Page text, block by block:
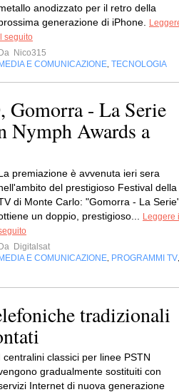
anodizzato per il retro della
generazione di iPhone.
seguito
Da Nico315
MEDIA E COMUNICAZIONE TECNOLOGIA
- La Serie
Nymph Awards a
premiazione è avvenuta ieri sera
del prestigioso Festival della
di Monte Carlo: "Gomorra - La
un doppio, prestigioso...
Leggere
Da Digitalsat
MEDIA E COMUNICAZIONE PROGRAMMI TV
tradizionali
centralini classici per linee PSTN
gradualmente sostituiti con
Internet di nuova generazione